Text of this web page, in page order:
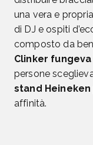
una vera e
di DJ e ospiti
composto da
Clinker
persone
stand Heineken
affinità.